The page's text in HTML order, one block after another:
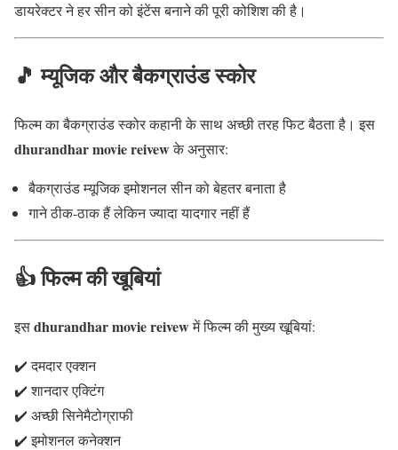
डायरेक्टर ने हर सीन को इंटेंस बनाने की पूरी कोशिश की है।
🎵 म्यूजिक और बैकग्राउंड स्कोर
फिल्म का बैकग्राउंड स्कोर कहानी के साथ अच्छी तरह फिट बैठता है। इस
dhurandhar movie reivewके अनुसार:
बैकग्राउंड म्यूजिक इमोशनल सीन को बेहतर बनाता है
गाने ठीक-ठाक हैं लेकिन ज्यादा यादगार नहीं हैं
👍 फिल्म की खूबियां
इसdhurandhar movie reivewमें फिल्म की मुख्य खूबियां:
✔️ दमदार एक्शन
✔️ शानदार एक्टिंग
✔️ अच्छी सिनेमैटोग्राफी
✔️ इमोशनल कनेक्शन